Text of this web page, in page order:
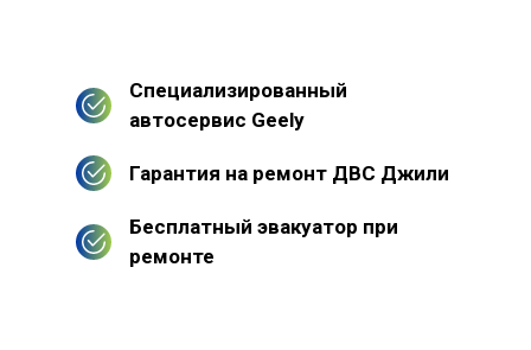
Специализированный
автосервис Geely
Гарантия на ремонт ДВС Джили
Бесплатный эвакуатор при
ремонте